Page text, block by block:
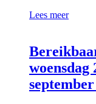
Lees meer
september